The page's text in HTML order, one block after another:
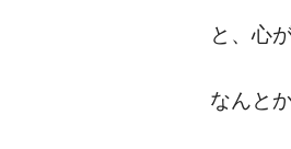
と、心
なんと